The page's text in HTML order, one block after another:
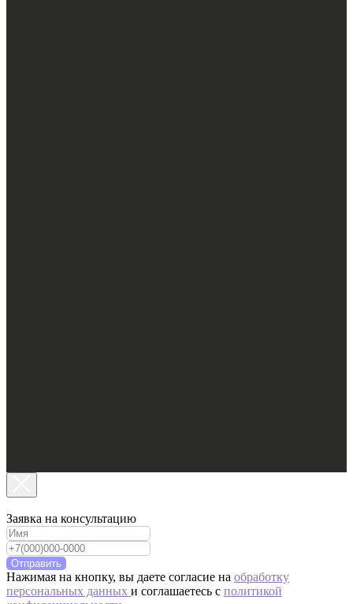
Заявка на консультацию
Отправить
Нажимая на кнопку, вы даете согласие на обработку
персональных данных и соглашаетесь c политикой